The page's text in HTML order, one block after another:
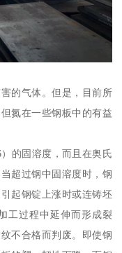
的气体。但是，目前所
氮在一些钢板中的有益
）的固溶度，而且在奥氏
超过钢中固溶度时，钢
起钢锭上涨时或连铸坯
工过程中延伸而形成裂
不合格而判废。即使钢